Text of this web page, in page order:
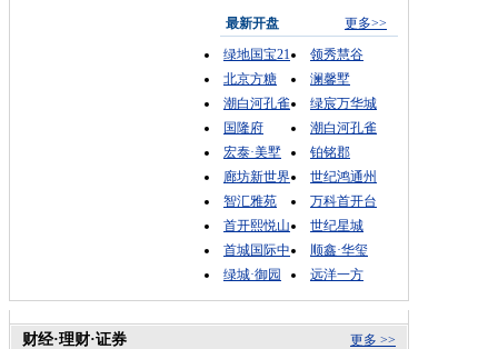
最新开盘
更多>>
绿地国宝21
领秀慧谷
北京方糖
澜馨墅
潮白河孔雀
绿宸万华城
国隆府
潮白河孔雀
宏泰·美墅
铂铭郡
廊坊新世界
世纪鸿通州
智汇雅苑
万科首开台
首开熙悦山
世纪星城
首城国际中
顺鑫·华玺
绿城·御园
远洋一方
更多 >>
财经·理财·证券